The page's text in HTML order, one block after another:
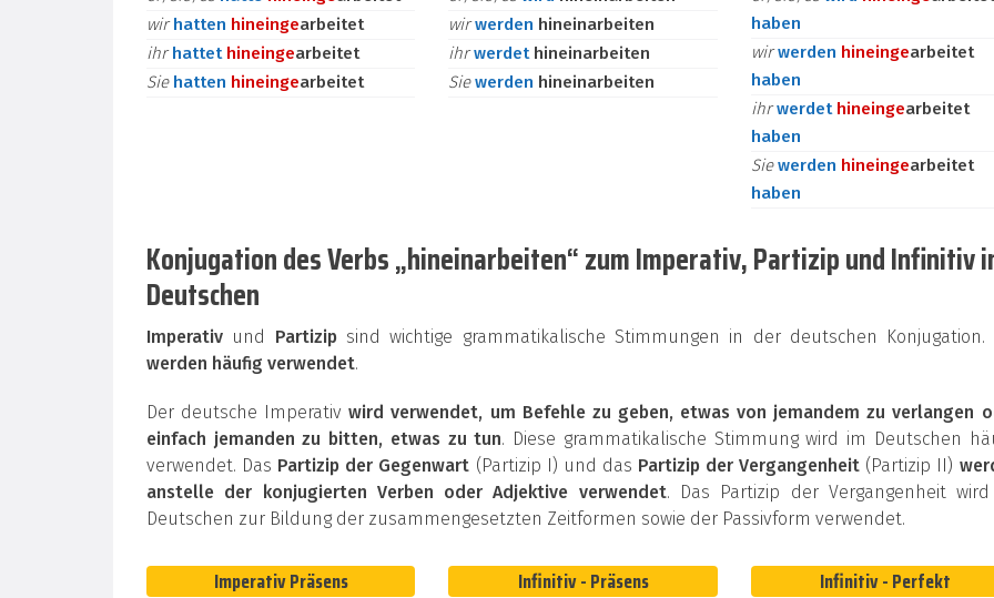
wirhatten hineingearbeitet
ihrhattet hineingearbeitet
Sie hatten hineingearbeitet
wirwerden hineinarbeiten
ihrwerdet hineinarbeiten
Siewerden hineinarbeiten
haben
wirwerden hineingearbeitet
haben
ihrwerdet hineingearbeitet
haben
Siewerden hineingearbeitet
haben
Konjugation des Verbs „hineinarbeiten“ zum Imperativ, Partizip und Infinitiv
Deutschen
Imperativ und Partizipsind wichtige grammatikalische Stimmungen in der deutschen Konjugation.
werden häufig verwendet.
Der deutsche Imperativwird verwendet, um Befehle zu geben, etwas von jemandem zu verlangen
einfach jemanden zu bitten, etwas zu tun. Diese grammatikalische Stimmung wird im Deutschen
verwendet. Das Partizip der Gegenwart (Partizip I) und das Partizip der Vergangenheit (Partizip II)
anstelle der konjugierten Verben oder Adjektive verwendet. Das Partizip der Vergangenheit
Deutschen zur Bildung der zusammengesetzten Zeitformen sowie der Passivform verwendet.
Imperativ Präsens Infinitiv - Präsens Infinitiv - Perfekt